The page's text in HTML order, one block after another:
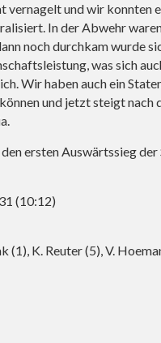
vernagelt und wir konnten
In der Abwehr
noch durchkam wurde
was sich
Wir haben auch ein
und jetzt steigt nach
ersten Auswärtssieg der
(10:12)
(1), K. Reuter (5), V.